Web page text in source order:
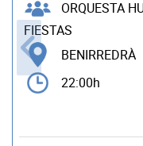
ORQUESTA
FIESTAS
BENIRREDRÀ
22:00h